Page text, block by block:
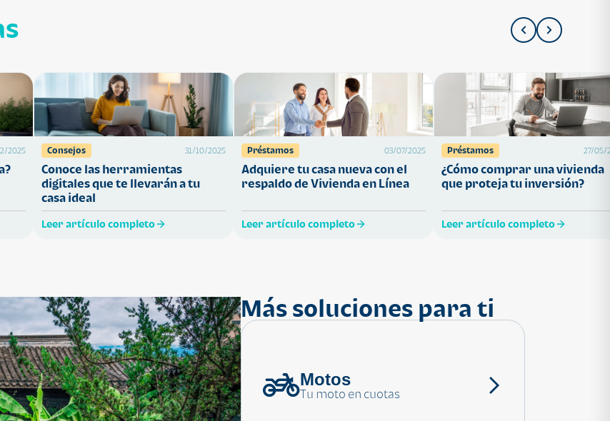
2025 Consejos 31/10/2025
Conoce las herramientas
digitales que te llevarán a tu
casa ideal
Leer artículo completo
Préstamos 03/07/2025
Adquiere tu casa nueva con el
respaldo de Vivienda en Línea
Leer artículo completo
Préstamos 27/05/
¿Cómo comprar una vivienda
que proteja tu inversión?
Leer artículo completo
Más soluciones para ti
Motos
Tu moto en cuotas